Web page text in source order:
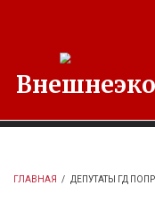
ГЛАВНАЯ / ДЕПУТАТЫ ГД